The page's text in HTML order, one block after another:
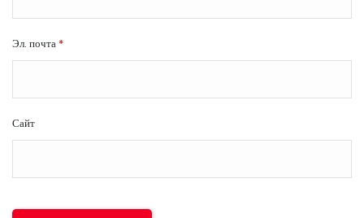
Эл. почта *
Сайт